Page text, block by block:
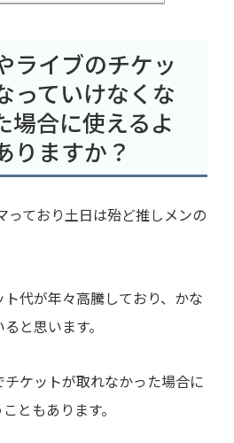
ライブのチケッ
っていけなくな
場合に使えるよ
りますか？
っており土日は殆ど推しメンの
代が年々高騰しており、かな
と思います。
ケットが取れなかった場合に
ともあります。